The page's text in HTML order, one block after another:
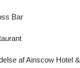
Bar
af Ainscow Hotel